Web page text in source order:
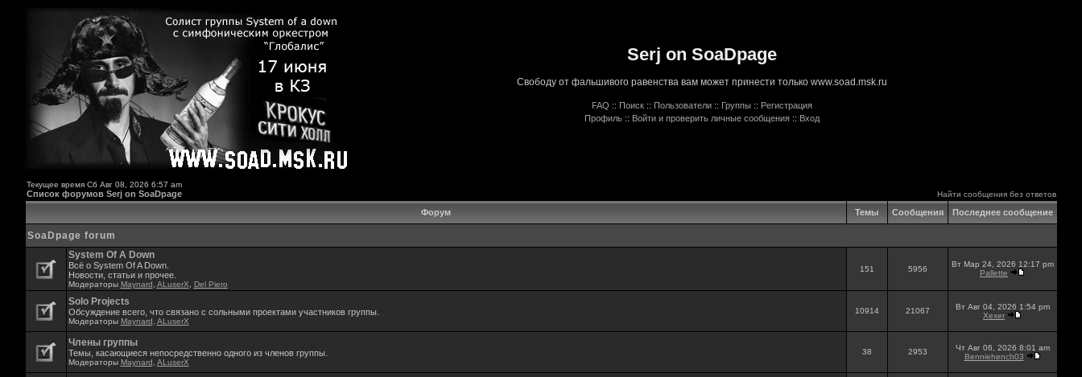
Serj on SoaDpage
Свободу от фальшивого равенства вам может принести только www.soad.msk.ru
FAQ :: Поиск :: Пользователи :: Группы :: Регистрация
Профиль :: Войти и проверить личные сообщения :: Вход
Текущее время Сб Авг 08, 2026 6:57 am
Список форумов Serj on SoaDpage Найти сообщения без ответов
Форум Темы Сообщения Последнее сообщение
SoaDpage forum
System Of A Down
Всё о System Of A Down.
Новости, статьи и прочее.
Модераторы Maynard ALuserX Del Piero
151 5956
Вт Мар 24, 2026 12:17 pm
Pallette
Solo Projects
Обсуждение всего, что связано с сольными проектами участников группы.
Модераторы Maynard ALuserX
10914 21067
Вт Авг 04, 2026 1:54 pm
Xexer
Члены группы
Темы, касающиеся непосредственно одного из членов группы.
Модераторы Maynard ALuserX
38 2953
Чт Авг 06, 2026 8:01 am
Benniehench03